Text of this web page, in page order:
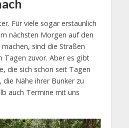
Für viele sogar erstaunlich
nächsten Morgen auf den
sind die Straßen
Tagen zuvor. Aber es gibt
die sich schon seit Tagen
Nähe ihrer Bunker zu
auch Termine mit uns